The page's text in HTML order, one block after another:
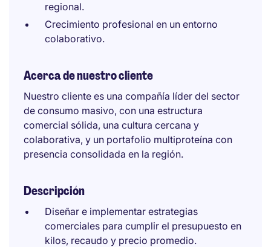
regional.
Crecimiento profesional en un entorno
colaborativo.
Acerca de nuestro cliente
Nuestro cliente es una compañía líder del sector
de consumo masivo, con una estructura
comercial sólida, una cultura cercana y
colaborativa, y un portafolio multiproteína con
presencia consolidada en la región.
Descripción
Diseñar e implementar estrategias
comerciales para cumplir el presupuesto en
kilos, recaudo y precio promedio.